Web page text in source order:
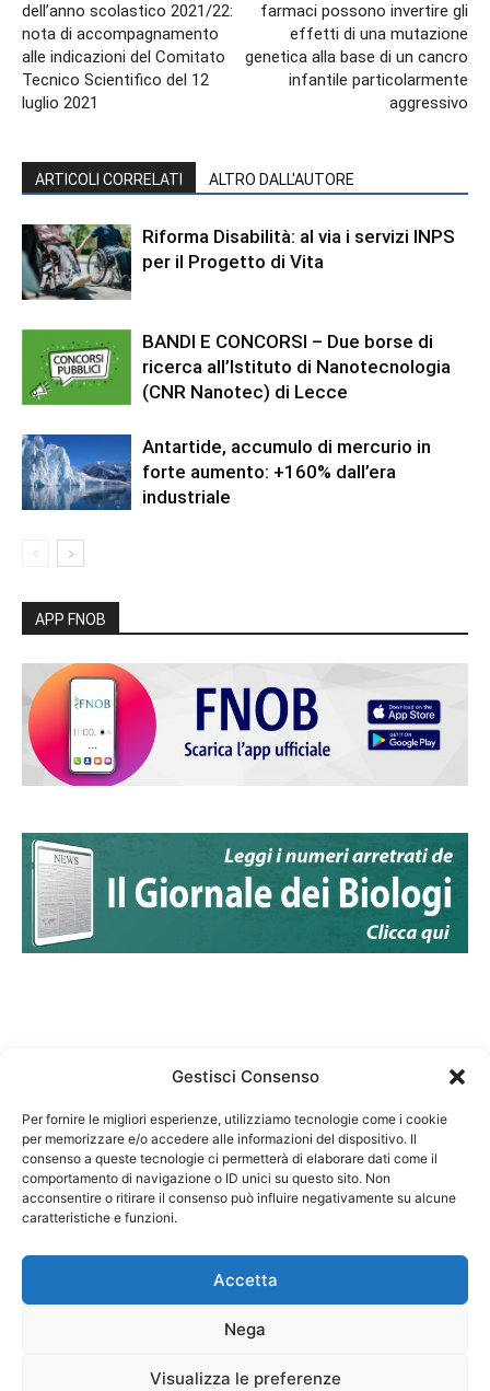
Gestisci Consenso
Per fornire le migliori esperienze, utilizziamo tecnologie come i cookie
per memorizzare e/o accedere alle informazioni del dispositivo. Il
consenso a queste tecnologie ci permetterà di elaborare dati come il
comportamento di navigazione o ID unici su questo sito. Non
acconsentire o ritirare il consenso può influire negativamente su alcune
caratteristiche e funzioni.
Accetta
Nega
Visualizza le preferenze
dell’anno scolastico 2021/22:
nota di accompagnamento
alle indicazioni del Comitato
Tecnico Scientifico del 12
luglio 2021
farmaci possono invertire gli
effetti di una mutazione
genetica alla base di un cancro
infantile particolarmente
aggressivo
ARTICOLI CORRELATI ALTRO DALL'AUTORE
Riforma Disabilità: al via i servizi INPS
per il Progetto di Vita
BANDI E CONCORSI – Due borse di
ricerca all’Istituto di Nanotecnologia
(CNR Nanotec) di Lecce
Antartide, accumulo di mercurio in
forte aumento: +160% dall’era
industriale
APP FNOB
Federazione Nazionale Degli Ordini dei Biologi:
codice fiscale 80069130583
Responsabile sito internet www.fnob.it:
Privacy Policy Cookie Policy